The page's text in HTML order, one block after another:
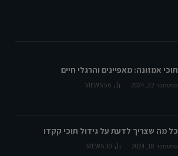
תוכי אמזונה: מאפיינים והרגלי חיים
ספטמבר 22, 2024 56
VIEWS
כל מה שצריך לדעת על גידול תוכי קקדו
ספטמבר 18, 2024 30
VIEWS